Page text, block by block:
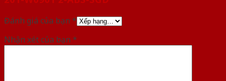
Đánh giá của bạn *
Nhận xét của bạn *